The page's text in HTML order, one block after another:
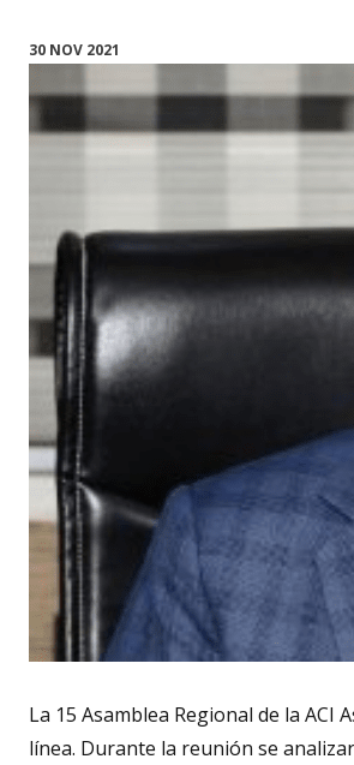
30 NOV 2021
La 15 Asamblea Regional de la ACI
línea. Durante la reunión se